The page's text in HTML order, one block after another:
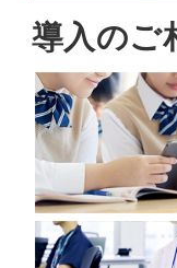
導入のご